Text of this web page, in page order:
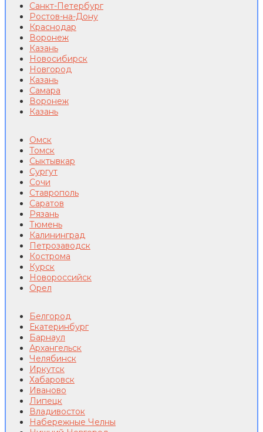
Санкт-Петербург
Ростов-на-Дону
Краснодар
Воронеж
Казань
Новосибирск
Новгород
Казань
Самара
Воронеж
Казань
Омск
Томск
Сыктывкар
Сургут
Сочи
Ставрополь
Саратов
Рязань
Тюмень
Калининград
Петрозаводск
Кострома
Курск
Новороссийск
Орел
Белгород
Екатеринбург
Барнаул
Архангельск
Челябинск
Иркутск
Хабаровск
Иваново
Липецк
Владивосток
Набережные Челны